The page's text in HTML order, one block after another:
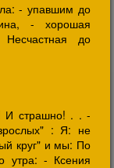
- упавшим до
- хорошая
до
И страшно! . . -
: Я: не
круг" и мы: По
утра: - Ксения